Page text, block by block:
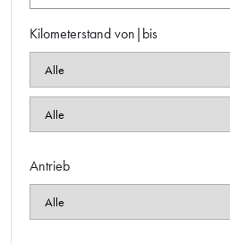
Kilometerstand von|bis
Antrieb